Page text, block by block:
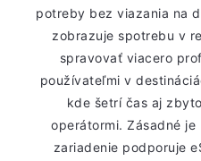
potreby bez viazania na
zobrazuje spotrebu v
spravovať viacero
používateľmi v
kde šetrí čas aj
operátormi. Zásadné
zariadenie podporuje